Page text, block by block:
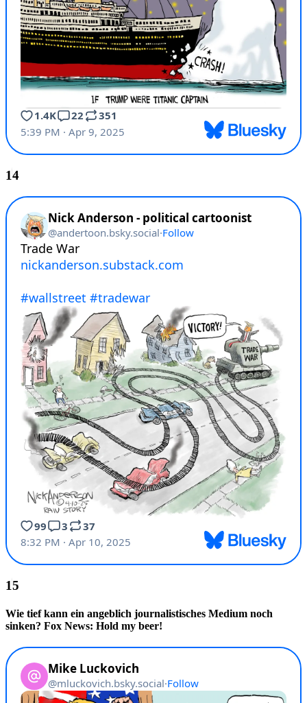
Wie tief kann ein angeblich journalistisches Medium noch
sinken? Fox News: Hold my beer!